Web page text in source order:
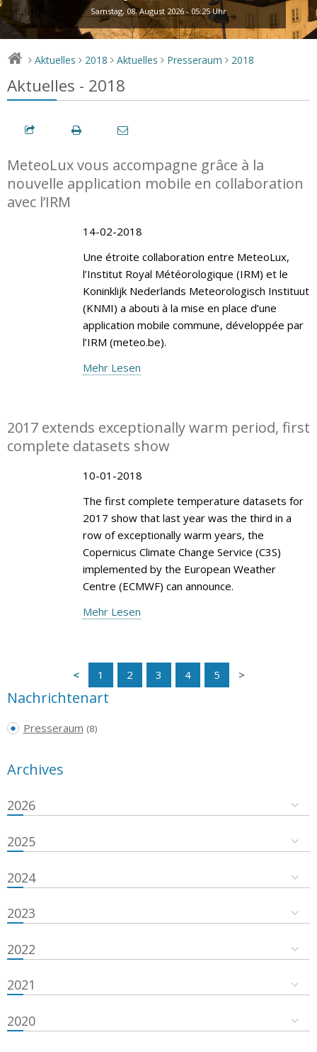
Samstag, 08. August 2026 - 05:25 Uhr
> Aktuelles > 2018 > Aktuelles > Presseraum > 2018
Aktuelles - 2018
MeteoLux vous accompagne grâce à la
nouvelle application mobile en collaboration
avec l’IRM
14-02-2018
Une étroite collaboration entre MeteoLux,
l’Institut Royal Météorologique (IRM) et le
Koninklijk Nederlands Meteorologisch Instituut
(KNMI) a abouti à la mise en place d’une
application mobile commune, développée par
l’IRM (meteo.be).
Mehr Lesen
2017 extends exceptionally warm period, first
complete datasets show
10-01-2018
The first complete temperature datasets for
2017 show that last year was the third in a
row of exceptionally warm years, the
Copernicus Climate Change Service (C3S)
implemented by the European Weather
Centre (ECMWF) can announce.
Mehr Lesen
1 2 3 4 5
Nachrichtenart
Presseraum (8)
Archives
2026
2025
2024
2023
2022
2021
2020